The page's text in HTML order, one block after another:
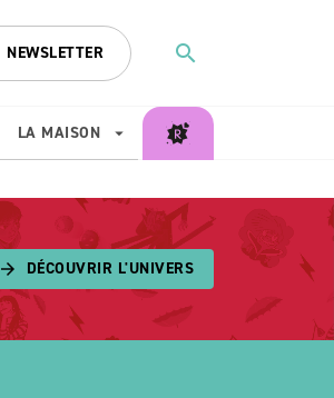
NEWSLETTER search
LA MAISON arrow_drop_down
search
arrow_forward DÉCOUVRIR L'UNIVERS